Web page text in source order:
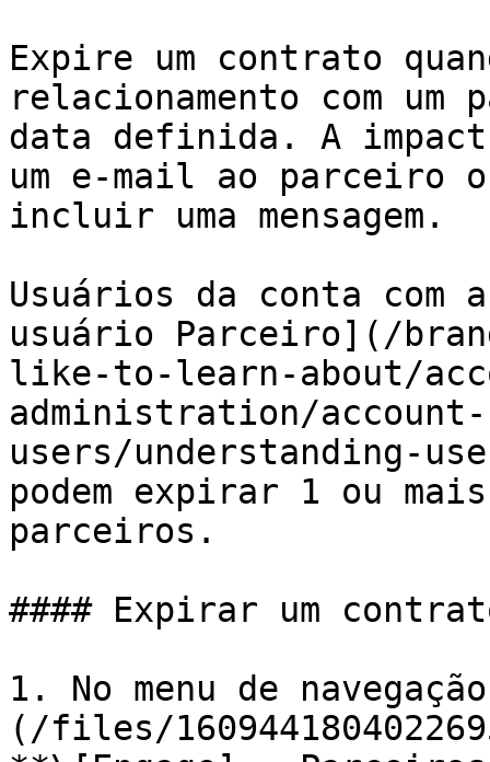
Expire um contrato
relacionamento com um
data definida. A
um e-mail ao parceiro
incluir uma mensagem.
Usuários da conta com
usuário Parceiro](/
like-to-learn-about/
administration/
users/understanding-
podem expirar 1 ou
parceiros.
#### Expirar um
1. No menu de
(/files/